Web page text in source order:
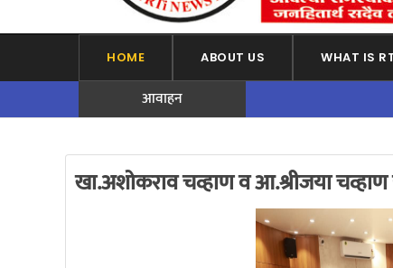
HOME ABOUT US WHAT IS
आवाहन
खा.अशोकराव चव्हाण व आ.श्रीजया